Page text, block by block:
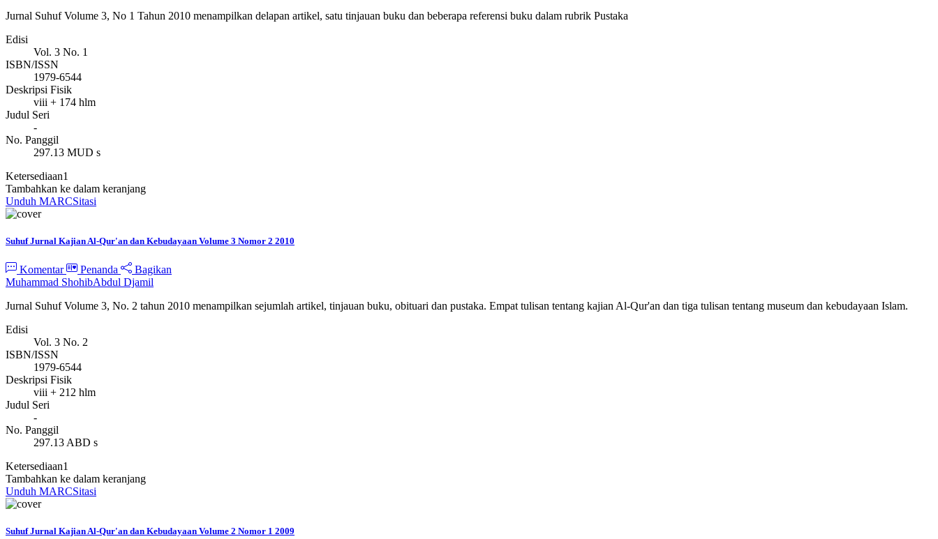
Jurnal Suhuf Volume 3, No 1 Tahun 2010 menampilkan delapan artikel, satu tinjauan buku dan beberapa referensi buku dalam rubrik Pustaka
Edisi
Vol. 3 No. 1
ISBN/ISSN
1979-6544
Deskripsi Fisik
viii + 174 hlm
Judul Seri
-
No. Panggil
297.13 MUD s
Ketersediaan1
Tambahkan ke dalam keranjang
Unduh MARCSitasi
Suhuf Jurnal Kajian Al-Qur'an dan Kebudayaan Volume 3 Nomor 2 2010
Komentar Penanda
Bagikan
Muhammad ShohibAbdul Djamil
Jurnal Suhuf Volume 3, No. 2 tahun 2010 menampilkan sejumlah artikel, tinjauan buku, obituari dan pustaka. Empat tulisan tentang kajian Al-Qur'an dan tiga tulisan tentang museum dan kebudayaan Islam.
Edisi
Vol. 3 No. 2
ISBN/ISSN
1979-6544
Deskripsi Fisik
viii + 212 hlm
Judul Seri
-
No. Panggil
297.13 ABD s
Ketersediaan1
Tambahkan ke dalam keranjang
Unduh MARCSitasi
Suhuf Jurnal Kajian Al-Qur'an dan Kebudayaan Volume 2 Nomor 1 2009